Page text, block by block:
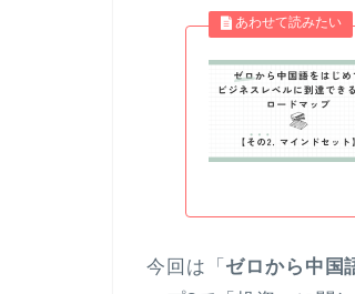
今回は「 ゼロから中国